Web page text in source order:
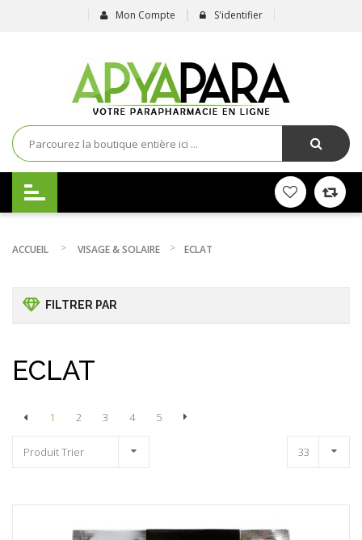
S'identifier
Mon Compte
ACCUEIL VISAGE & SOLAIRE ECLAT
FILTRER PAR
ECLAT
1 2 3 4 5
Produit Trier 33